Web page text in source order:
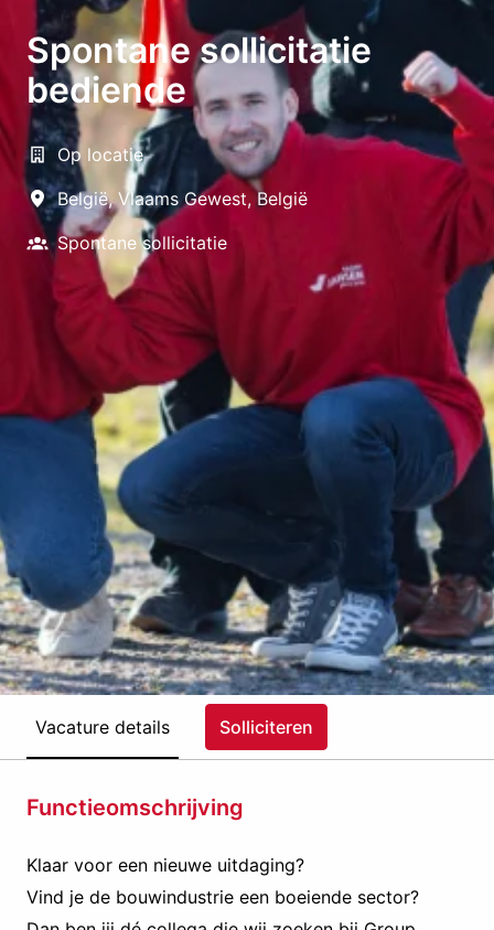
Spontane sollicitatie
bediende
Op locatie
België, Vlaams Gewest, België
Spontane sollicitatie
Vacature details Solliciteren
Functieomschrijving
Klaar voor een nieuwe uitdaging?
Vind je de bouwindustrie een boeiende sector?